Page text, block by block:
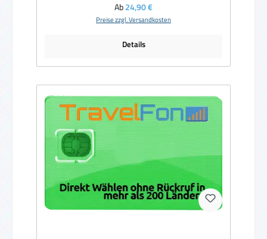
Regulärer Preis:
Ab24,90 €
Preise zzgl. Versandkosten
Details